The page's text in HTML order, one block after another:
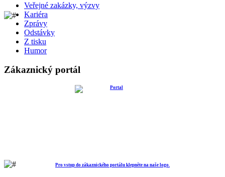
Veřejné zakázky, výzvy
Kariéra
Zprávy
Odstávky
Z tisku
Humor
Zákaznický portál
Pro vstup do zákaznického portálu klepněte na naše logo.